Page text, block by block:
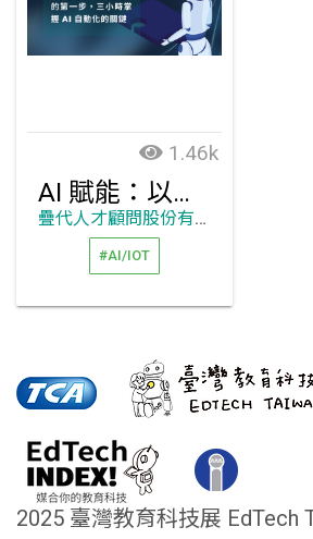
1.46k
AI 賦能：以智能自動化提升團隊數位生產力
疊代人才顧問股份有限公司
#AI/IOT
2025 臺灣教育科技展 EdTech